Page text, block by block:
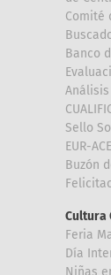
Comité
Banco
Sello
EUR-ACE
Buzón
Cultura
Feria
Día